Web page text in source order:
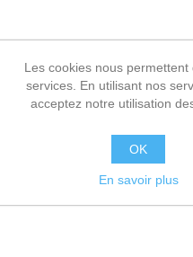
Les cookies nous permettent
services. En utilisant nos
acceptez notre utilisation
OK
En savoir plus